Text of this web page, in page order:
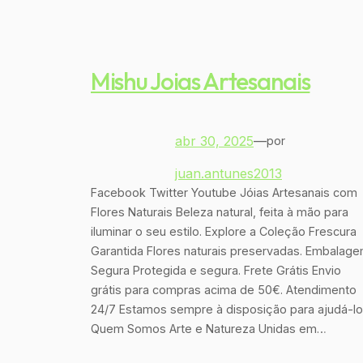
Mishu Joias Artesanais
abr 30, 2025—por
juan.antunes2013
Facebook Twitter Youtube Jóias Artesanais com
Flores Naturais Beleza natural, feita à mão para
iluminar o seu estilo. Explore a Coleção Frescura
Garantida Flores naturais preservadas.
Segura Protegida e segura. Frete Grátis Envio
grátis para compras acima de 50€. Atendimento
24/7 Estamos sempre à disposição para ajudá-
Quem Somos Arte e Natureza Unidas em…